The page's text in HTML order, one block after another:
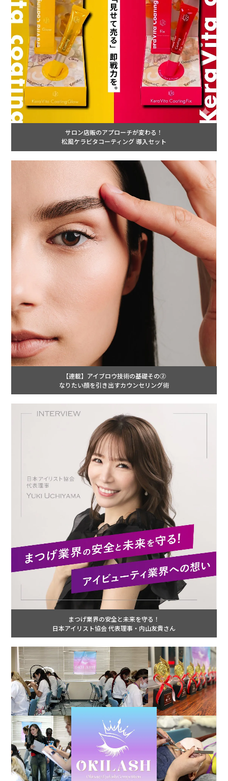
サロン店販のアプローチが変わる！
松風ケラビタコーティング 導入セット
【連載】アイブロウ技術の基礎その②
なりたい顔を引き出すカウンセリング術
まつげ業界の安全と未来を守る！
日本アイリスト協会 代表理事・内山友貴さん